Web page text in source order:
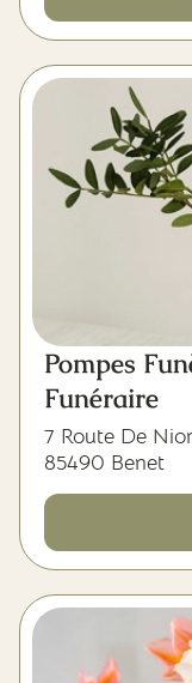
Pompes
Funéraire
7 Route De
85490 Benet